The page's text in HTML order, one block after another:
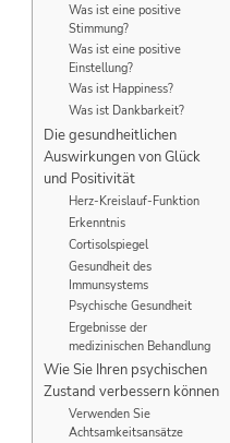
Was ist eine positive
Stimmung?
Was ist eine positive
Einstellung?
Was ist Happiness?
Was ist Dankbarkeit?
Die gesundheitlichen
Auswirkungen von Glück
und Positivität
Herz-Kreislauf-Funktion
Erkenntnis
Cortisolspiegel
Gesundheit des
Immunsystems
Psychische Gesundheit
Ergebnisse der
medizinischen Behandlung
Wie Sie Ihren psychischen
Zustand verbessern können
Verwenden Sie
Achtsamkeitsansätze